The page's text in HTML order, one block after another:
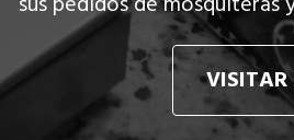
VISITAR